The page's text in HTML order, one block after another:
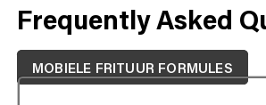
Frequently Asked
MOBIELE FRITUUR FORMULES